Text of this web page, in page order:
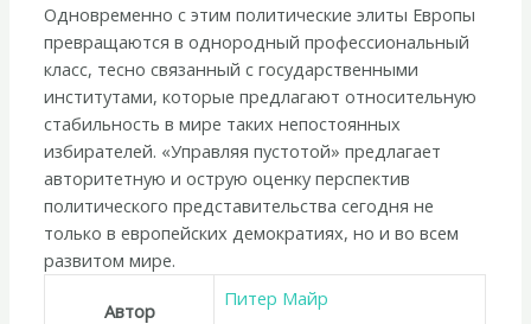
Одновременно с этим политические элиты Европы
превращаются в однородный профессиональный
класс, тесно связанный с государственными
институтами, которые предлагают относительную
стабильность в мире таких непостоянных
избирателей. «Управляя пустотой» предлагает
авторитетную и острую оценку перспектив
политического представительства сегодня не
только в европейских демократиях, но и во всем
развитом мире.
Автор
Питер Майр